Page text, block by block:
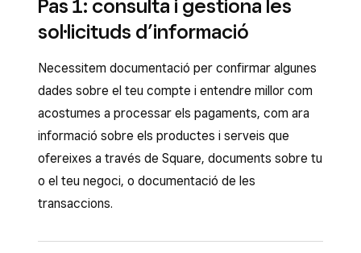
Pas 1: consulta i gestiona les
sol·licituds d’informació
Necessitem documentació per confirmar algunes
dades sobre el teu compte i entendre millor com
acostumes a processar els pagaments, com ara
informació sobre els productes i serveis que
ofereixes a través de Square, documents sobre tu
o el teu negoci, o documentació de les
transaccions.